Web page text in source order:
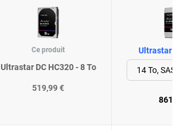
Ce produit
Ultrastar DC HC320 - 8 To
519,99 €
Ultrastar